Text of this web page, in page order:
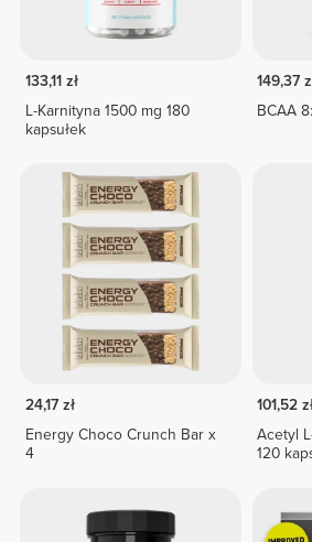
133,11 zł
L-Karnityna 1500 mg 180
kapsułek
149,37
BCAA
24,17 zł
Energy Choco Crunch Bar x
4
101,52
Acetyl
120